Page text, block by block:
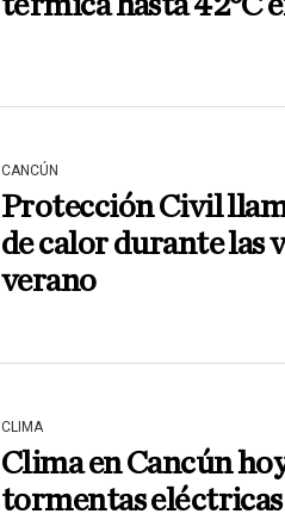
CANCÚN
Protección Civil
de calor durante las
verano
CLIMA
Clima en Cancún
tormentas eléctricas